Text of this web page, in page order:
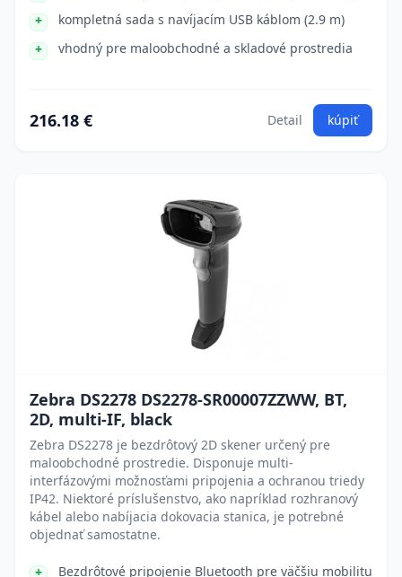
kompletná sada s navíjacím USB káblom (2.9 m)
vhodný pre maloobchodné a skladové prostredia
216.18 € Detail kúpiť
Zebra DS2278 DS2278-SR00007ZZWW, BT,
2D, multi-IF, black
Zebra DS2278 je bezdrôtový 2D skener určený pre
maloobchodné prostredie. Disponuje multi-
interfázovými možnosťami pripojenia a ochranou triedy
IP42. Niektoré príslušenstvo, ako napríklad rozhranový
kábel alebo nabíjacia dokovacia stanica, je potrebné
objednať samostatne.
Bezdrôtové pripojenie Bluetooth pre väčšiu mobilitu